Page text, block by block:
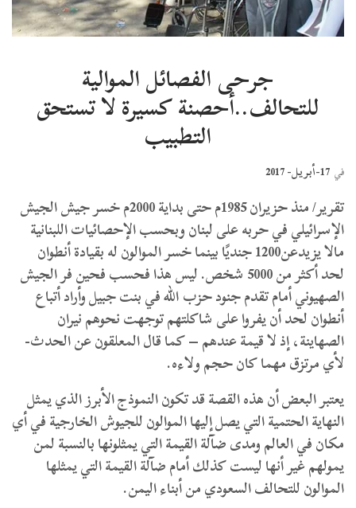
جرحى الفصائل الموالية
للتحالف..أحصنة كسيرة لا تستحق
التطبيب
في 17-أبريل- 2017
تقرير/ منذ حزيران 1985م حتى بداية 2000م خسر جيش الجيش
الإسرائيلي في حربه على لبنان وبحسب الإحصائيات اللبنانية
مالا يزيدعن1200 جنديًا بينما خسر الموالون له بقيادة أنطوان
لحد أكثر من 5000 شخص. ليس هذا فحسب فحين فر الجيش
الصهيوني أمام تقدم جنود حزب الله في بنت جبيل وأراد أتباع
أنطوان لحد أن يفروا على شاكلتهم توجهت نحوهم نيران
الصهاينة، إذ لا قيمة عندهم – كما قال المعلقون عن الحدث-
لأي مرتزق مهما كان حجم ولاءه.
يعتبر البعض أن هذه القصة قد تكون النموذج الأبرز الذي يمثل
النهاية الحتمية التي يصل إليها الموالون للجيوش الخارجية في أي
مكان في العالم ومدى ضآلة القيمة التي يمثلونها بالنسبة لمن
يمولهم غير أنها ليست كذلك أمام ضآلة القيمة التي يمثلها
الموالون للتحالف السعودي من أبناء اليمن.